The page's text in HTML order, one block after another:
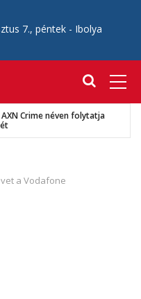
7., péntek - Ibolya
a Vodafone